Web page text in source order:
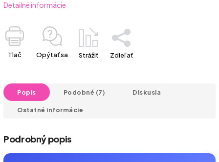
Detailné informácie
Tlač Opýtať sa Strážiť Zdieľať
Popis Podobné (7) Diskusia
Ostatné informácie
Podrobný popis